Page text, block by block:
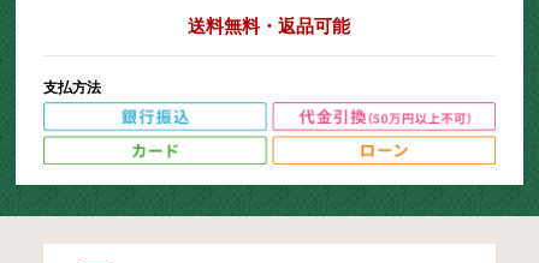
送料無料・返品可能
支払方法